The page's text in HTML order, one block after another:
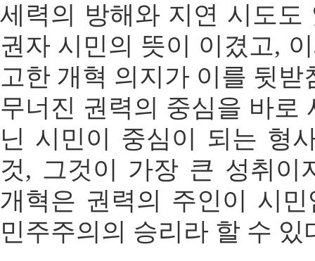
세력의 방해와 지연 시도도
권자 시민의 뜻이 이겼고,
고한 개혁 의지가 이를 뒷받
무너진 권력의 중심을 바로
닌 시민이 중심이 되는 형
것, 그것이 가장 큰 성취이
개혁은 권력의 주인이 시
민주주의의 승리라 할 수 있